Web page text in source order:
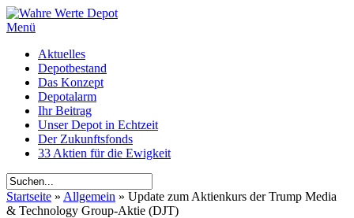
Menü
Aktuelles
Depotbestand
Das Konzept
Depotalarm
Ihr Beitrag
Unser Depot in Echtzeit
Der Zukunftsfonds
33 Aktien für die Ewigkeit
Startseite » Allgemein » Update zum Aktienkurs der Trump Media
& Technology Group-Aktie (DJT)